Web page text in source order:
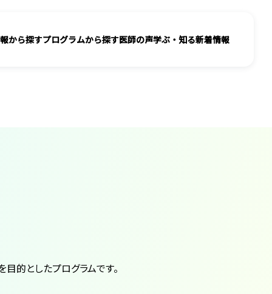
から探すプログラムから探す医師の声学ぶ・知る新着情報
的としたプログラムです。